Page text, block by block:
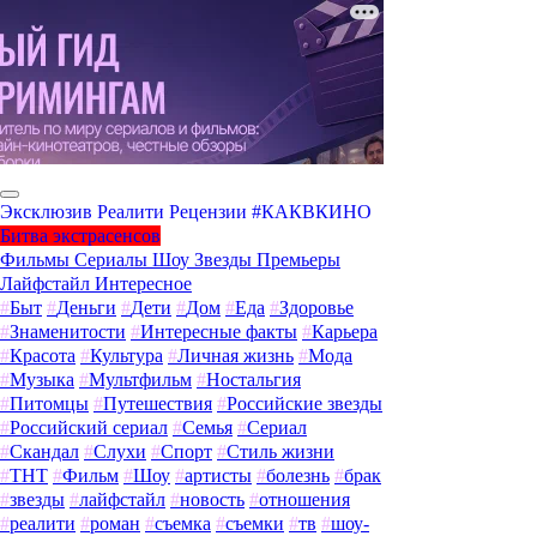
Эксклюзив Реалити Рецензии #КАКВКИНО
Битва экстрасенсов
Фильмы Сериалы Шоу Звезды Премьеры
Лайфстайл Интересное
#Быт #Деньги #Дети #Дом #Еда #Здоровье
#Знаменитости #Интересные факты #Карьера
#Красота #Культура #Личная жизнь #Мода
#Музыка #Мультфильм #Ностальгия
#Питомцы #Путешествия #Российские звезды
#Российский сериал #Семья #Сериал
#Скандал #Слухи #Спорт #Стиль жизни
#ТНТ #Фильм #Шоу #артисты #болезнь #брак
#звезды #лайфстайл #новость #отношения
#реалити #роман #съемка #съемки #тв #шоу-